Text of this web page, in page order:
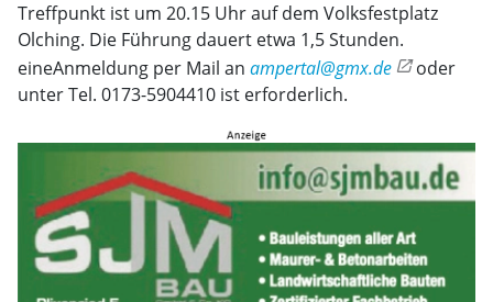
Treffpunkt ist um 20.15 Uhr auf dem Volksfestplatz
Olching. Die Führung dauert etwa 1,5 Stunden.
eineAnmeldung per Mail an ampertal@gmx.de
oder
unter Tel. 0173-5904410 ist erforderlich.